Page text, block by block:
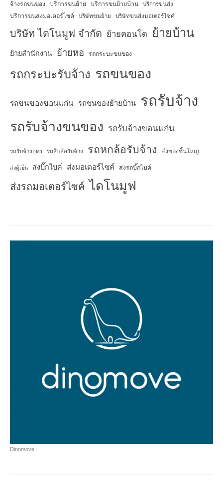
จ้างรถขนของ บริการขนย้าย บริการขนย้ายบ้าน บริการขนส่ง
บริการขนส่งมอเตอร์ไซค์ บริษัทขนย้าย บริษัทขนส่งมอเตอร์ไซค์
บริษัท ไดโนมูฟ จำกัด ย้ายคอนโด ย้ายบ้าน
ย้ายสำนักงาน ย้ายหอ รถกระบะขนของ
รถกระบะรับจ้าง รถขนของ
รถขนของขอนแก่น รถขนของย้ายบ้าน รถรับจ้าง
รถรับจ้างขนของ รถรับจ้างขอนแก่น
รถรับจ้างอุดร รถสิบล้อรับจ้าง รถหกล้อรับจ้าง ส่งของชิ้นใหญ่
ส่งตู้เย็น ส่งบิ๊กไบค์ ส่งมอเตอร์ไซค์ ส่งรถบิ๊กไบค์
ส่งรถมอเตอร์ไซค์ ไดโนมูฟ
Dinomove